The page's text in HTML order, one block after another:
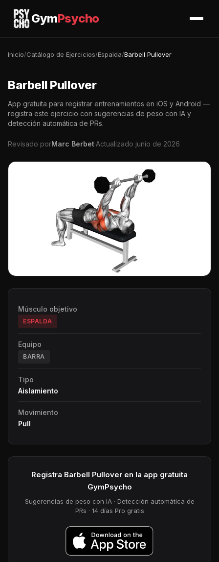
GymPsycho
Inicio/Catálogo de Ejercicios/Espalda/Barbell Pullover
Barbell Pullover
App gratuita para registrar entrenamientos en iOS y Android —
registra este ejercicio con sugerencias de peso con IA y
detección automática de PRs.
Revisado porMarc Berbet·Actualizado junio de 2026
Músculo objetivo
ESPALDA
Equipo
BARRA
Tipo
Aislamiento
Movimiento
Pull
Registra Barbell Pullover en la app gratuita
GymPsycho
Sugerencias de peso con IA · Detección automática de
PRs · 14 días Pro gratis